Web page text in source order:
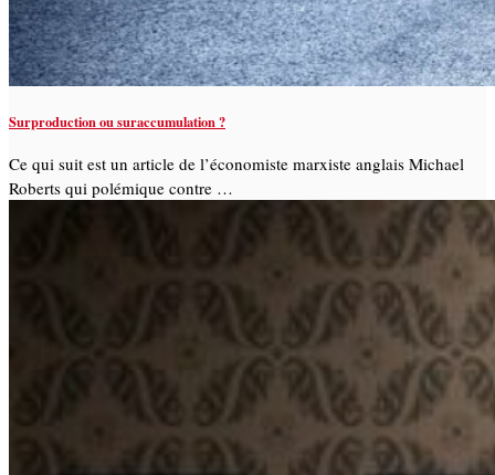
Surproduction ou suraccumulation ?
Ce qui suit est un article de l’économiste marxiste anglais Michael
Roberts qui polémique contre …